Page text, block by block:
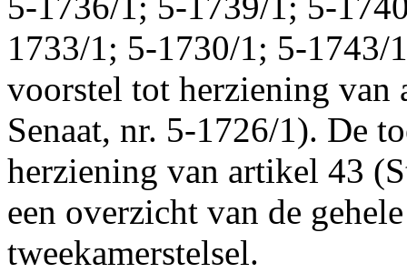
1733/1; 5-1730/1; 5-1743/
voorstel tot herziening
Senaat, nr. 5-1726/1). De
herziening van artikel 43
een overzicht van de
tweekamerstelsel.